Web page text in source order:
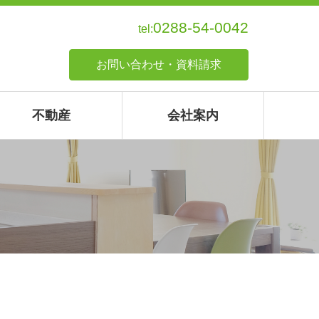
お問い合わせ・資料請求
tel:0288-54-0042
不動産 会社案内